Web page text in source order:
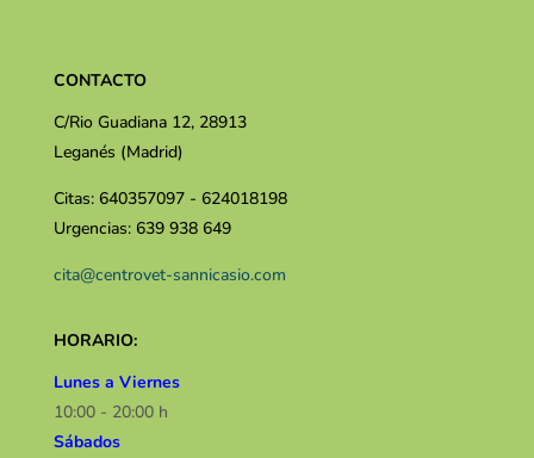
CONTACTO
C/Rio Guadiana 12, 28913
Leganés (Madrid)
Citas: 640357097 - 624018198
Urgencias: 639 938 649
cita@centrovet-sannicasio.com
HORARIO:
Lunes a Viernes
10:00 - 20:00 h
Sábados